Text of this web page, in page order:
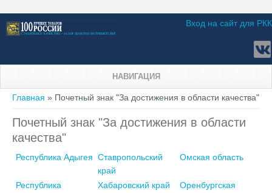
Вход на сайт для РКК
НАВИГАЦИЯ
Вы здесь
Главная » Почетный знак "За достижения в области качества"
Почетный знак "За достижения в области
качества"
Республика Адыгея Ставропольский
край
Омская область
Республика
Хабаровский край
Оренбургская